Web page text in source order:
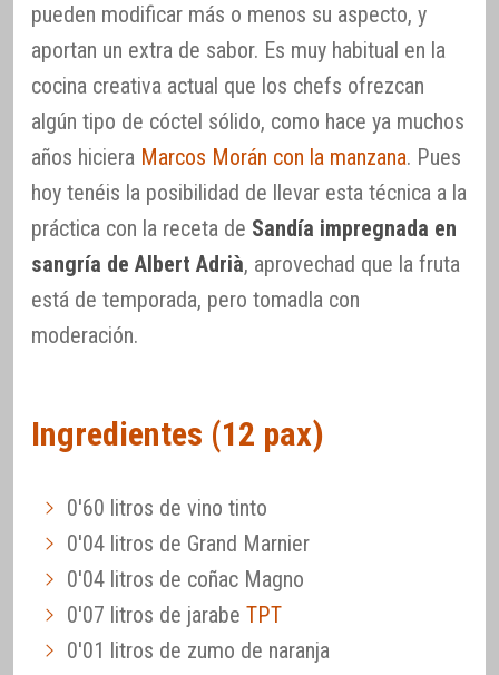
pueden modificar más o menos su aspecto, y
aportan un extra de sabor. Es muy habitual en la
cocina creativa actual que los chefs ofrezcan
algún tipo de cóctel sólido, como hace ya muchos
años hiciera Marcos Morán con la manzana. Pues
hoy tenéis la posibilidad de llevar esta técnica a la
práctica con la receta de Sandía impregnada en
sangría de Albert Adrià, aprovechad que la fruta
está de temporada, pero tomadla con
moderación.
Ingredientes (12 pax)
0'60 litros de vino tinto
0'04 litros de Grand Marnier
0'04 litros de coñac Magno
0'07 litros de jarabe TPT
0'01 litros de zumo de naranja